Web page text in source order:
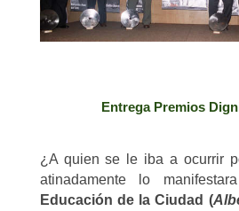
Entrega Premios
¿A quien se le iba a ocurrir
atinadamente lo
Educación de la Ciudad (